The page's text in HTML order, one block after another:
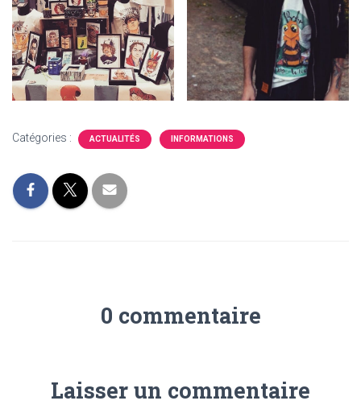
Catégories : ACTUALITÉS INFORMATIONS
0 commentaire
Laisser un commentaire